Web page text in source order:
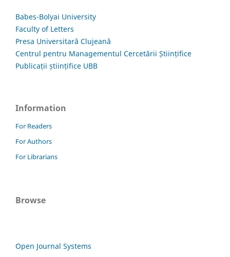
Babes-Bolyai University
Faculty of Letters
Presa Universitară Clujeană
Centrul pentru Managementul Cercetării Științifice
Publicații științifice UBB
Information
For Readers
For Authors
For Librarians
Browse
Open Journal Systems